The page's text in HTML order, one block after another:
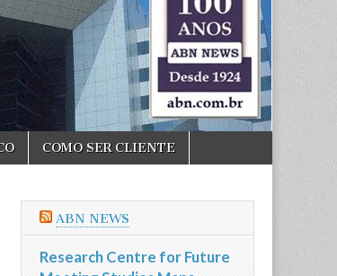
COMO SER CLIENTE
ABN NEWS
Research Centre for Future